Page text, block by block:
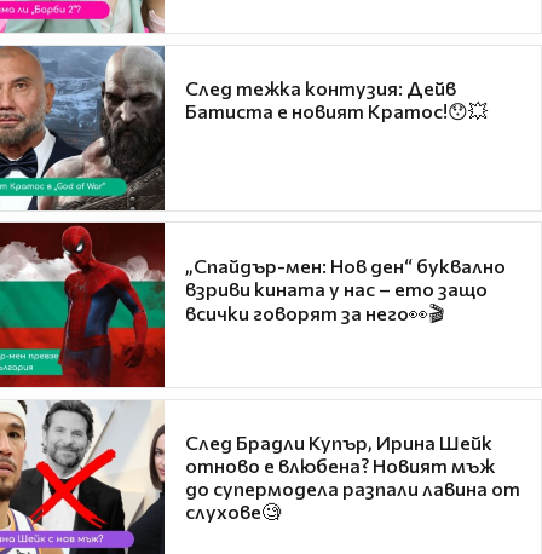
След тежка контузия: Дейв
Батиста е новият Кратос!😯💥
„Спайдър-мен: Нов ден“ буквално
взриви кината у нас – ето защо
всички говорят за него👀🎬
След Брадли Купър, Ирина Шейк
отново е влюбена? Новият мъж
до супермодела разпали лавина от
слухове🧐